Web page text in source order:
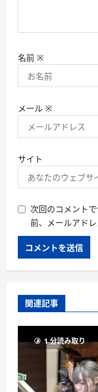
名前 ※
メール ※
サイト
次回のコメント
前、メールアドレ
関連記事
1 分読み取り